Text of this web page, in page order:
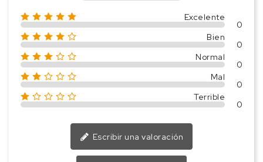
Excelente
0
Bien
0
Normal
0
Mal
0
Terrible
0
Escribir una valoración